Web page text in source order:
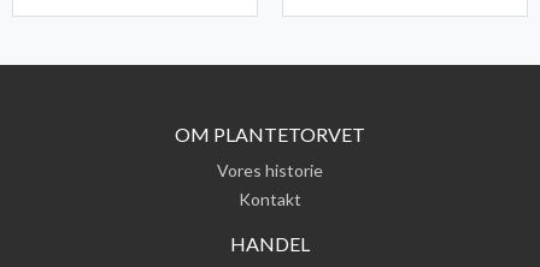
OM PLANTETORVET
Vores historie
Kontakt
HANDEL